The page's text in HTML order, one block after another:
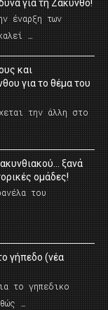
για τη Ζάκυνθο!
έναρξη των
…
και
για το θέμα του
την άλλη στο
ξανά
ομάδες!
του
γήπεδο (νέα
το γηπεδικο
…